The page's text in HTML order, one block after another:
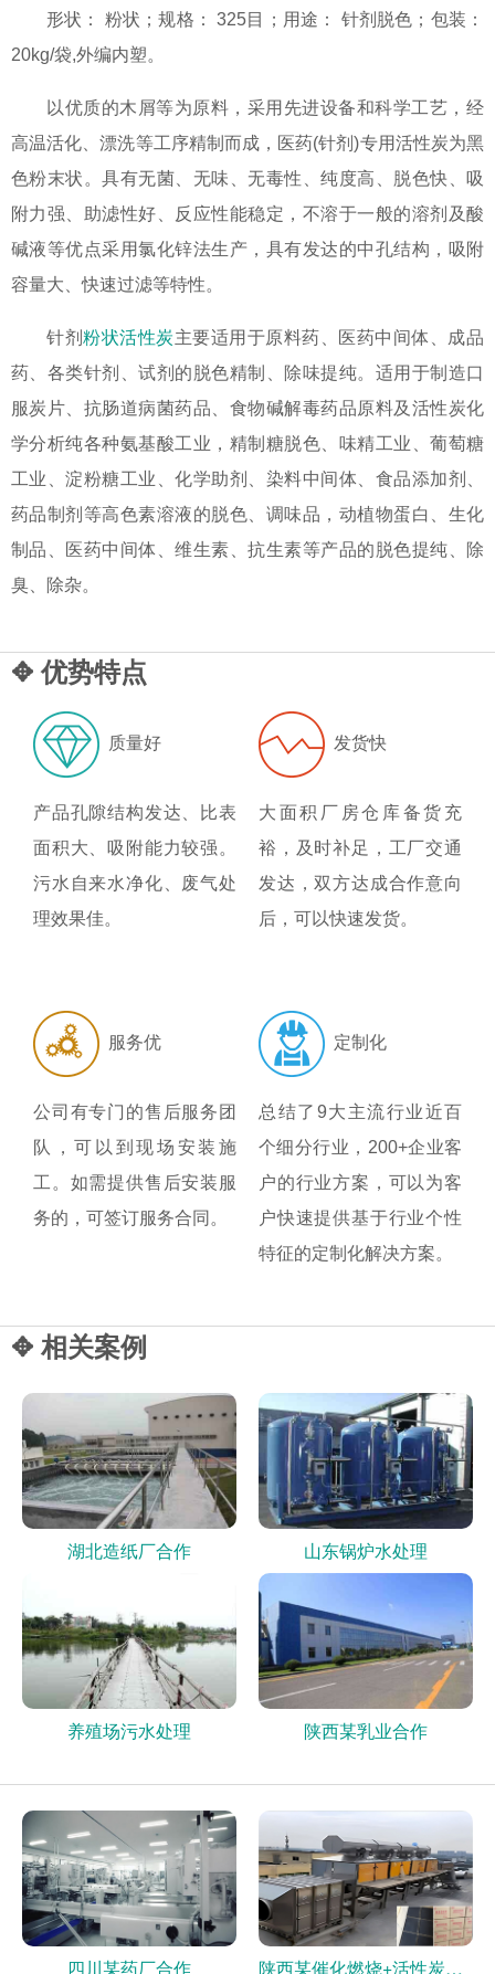
形状： 粉状；规格： 325目；用途： 针剂脱色；包装：
20kg/袋,外编内塑。
以优质的木屑等为原料，采用先进设备和科学工艺，经
高温活化、漂洗等工序精制而成，医药(针剂)专用活性炭为黑
色粉末状。具有无菌、无味、无毒性、纯度高、脱色快、吸
附力强、助滤性好、反应性能稳定，不溶于一般的溶剂及酸
碱液等优点采用氯化锌法生产，具有发达的中孔结构，吸附
容量大、快速过滤等特性。
针剂粉状活性炭主要适用于原料药、医药中间体、成品
药、各类针剂、试剂的脱色精制、除味提纯。适用于制造口
服炭片、抗肠道病菌药品、食物碱解毒药品原料及活性炭化
学分析纯各种氨基酸工业，精制糖脱色、味精工业、葡萄糖
工业、淀粉糖工业、化学助剂、染料中间体、食品添加剂、
药品制剂等高色素溶液的脱色、调味品，动植物蛋白、生化
制品、医药中间体、维生素、抗生素等产品的脱色提纯、除
臭、除杂。
✥ 优势特点
质量好
产品孔隙结构发达、比表
面积大、吸附能力较强。
污水自来水净化、废气处
理效果佳。
发货快
大面积厂房仓库备货充
裕，及时补足，工厂交通
发达，双方达成合作意向
后，可以快速发货。
服务优
公司有专门的售后服务团
队，可以到现场安装施
工。如需提供售后安装服
务的，可签订服务合同。
定制化
总结了9大主流行业近百
个细分行业，200+企业客
户的行业方案，可以为客
户快速提供基于行业个性
特征的定制化解决方案。
✥ 相关案例
湖北造纸厂合作 山东锅炉水处理
养殖场污水处理 陕西某乳业合作
四川某药厂合作 陕西某催化燃烧+活性炭现场